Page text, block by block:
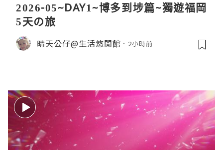
2026-05~DAY1~博多到埗篇~獨遊福岡
5天の旅
晴天公仔@生活悠閒館 2小時前